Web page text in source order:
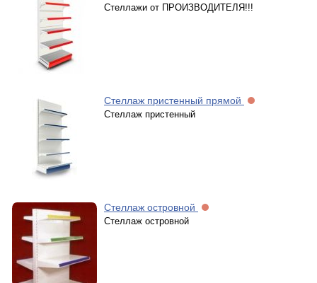
Стеллажи от ПРОИЗВОДИТЕЛЯ!!!
Стеллаж пристенный прямой
Стеллаж пристенный
Стеллаж островной
Стеллаж островной